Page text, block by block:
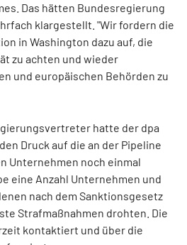
Das hätten Bundesregierung
klargestellt. "Wir fordern die
in Washington dazu auf, die
zu achten und wieder
und europäischen Behörden zu
hatte der dpa
Druck auf die an der Pipeline
Unternehmen noch einmal
eine Anzahl Unternehmen und
nach dem Sanktionsgesetz
Strafmaßnahmen drohten. Die
kontaktiert und über die